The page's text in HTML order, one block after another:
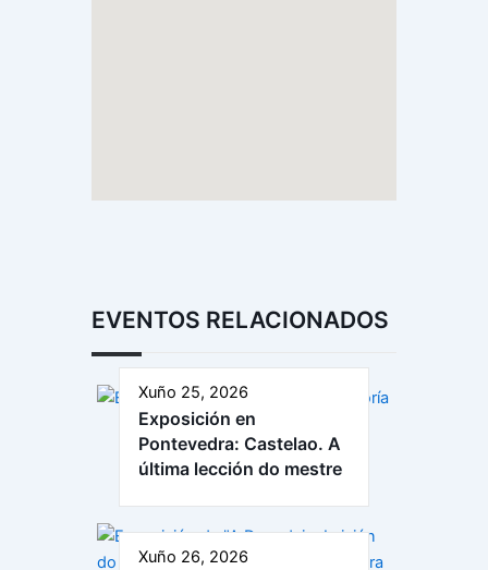
EVENTOS RELACIONADOS
Xuño 25, 2026
Exposición en
Pontevedra: Castelao. A
última lección do mestre
Xuño 26, 2026